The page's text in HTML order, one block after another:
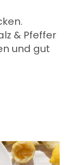
& Pfeffer
und gut